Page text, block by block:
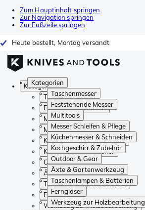
Zum Hauptinhalt springen
Zur Navigation springen
Zur Fußzeile springen
Heute bestellt, Montag versandt
Kategorien
Taschenmesser
Feststehende Messer
Multitools
Messer Schleifen & Pflege
Küchenmesser & Schneiden
Kochgeschirr & Zubehör
Outdoor & Gear
Äxte & Gartenwerkzeug
Taschenlampen & Batterien
Ferngläser
Werkzeug zur Holzbearbeitung
Kategorien
Taschenmesser
Feststehende Messer
Multitools
Messer Schleifen & Pflege
Küchenmesser & Schneiden
Kochgeschirr & Zubehör
Outdoor & Gear
Äxte & Gartenwerkzeug
Taschenlampen & Batterien
Ferngläser
Werkzeug zur Holzbearbeitung